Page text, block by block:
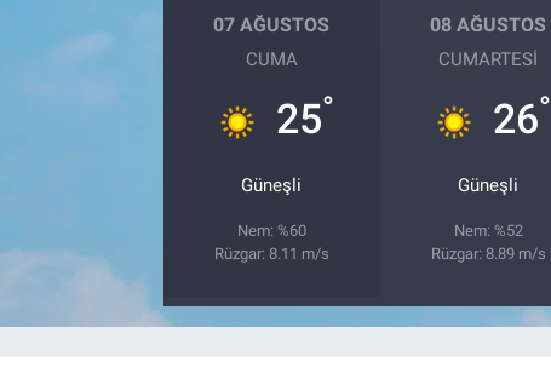
07 AĞUSTOS
CUMA
25°
Güneşli
Nem: %60
Rüzgar: 8.11 m/s
08 AĞUSTOS
CUMARTESI
26°
Güneşli
Nem: %52
Rüzgar: 8.89 m/s